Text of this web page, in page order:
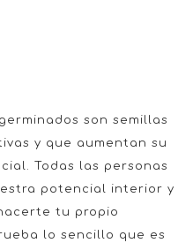
son semillas
y que aumentan su
Todas las personas
potencial interior y
tu propio
lo sencillo que es